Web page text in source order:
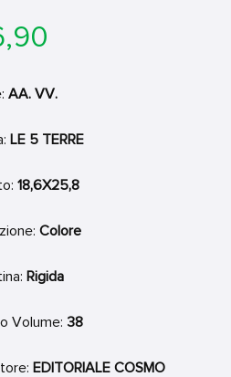
AA. VV.
LE 5 TERRE
18,6X25,8
Colore
Rigida
Volume: 38
EDITORIALE COSMO